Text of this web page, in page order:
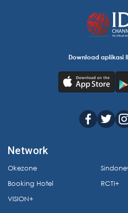
Download aplikasi
Network
Okezone
Booking Hotel
VISION+
RCTI+